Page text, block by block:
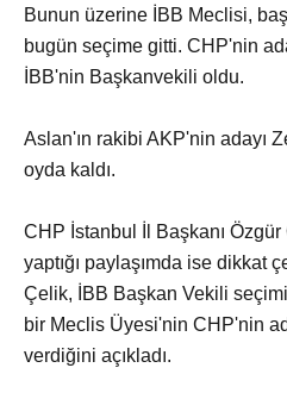
Bunun üzerine İBB Meclisi,
bugün seçime gitti. CHP'nin
İBB'nin Başkanvekili oldu.
Aslan'ın rakibi AKP'nin adayı
oyda kaldı.
CHP İstanbul İl Başkanı
yaptığı paylaşımda ise dikkat
Çelik, İBB Başkan Vekili
bir Meclis Üyesi'nin CHP'nin
verdiğini açıkladı.